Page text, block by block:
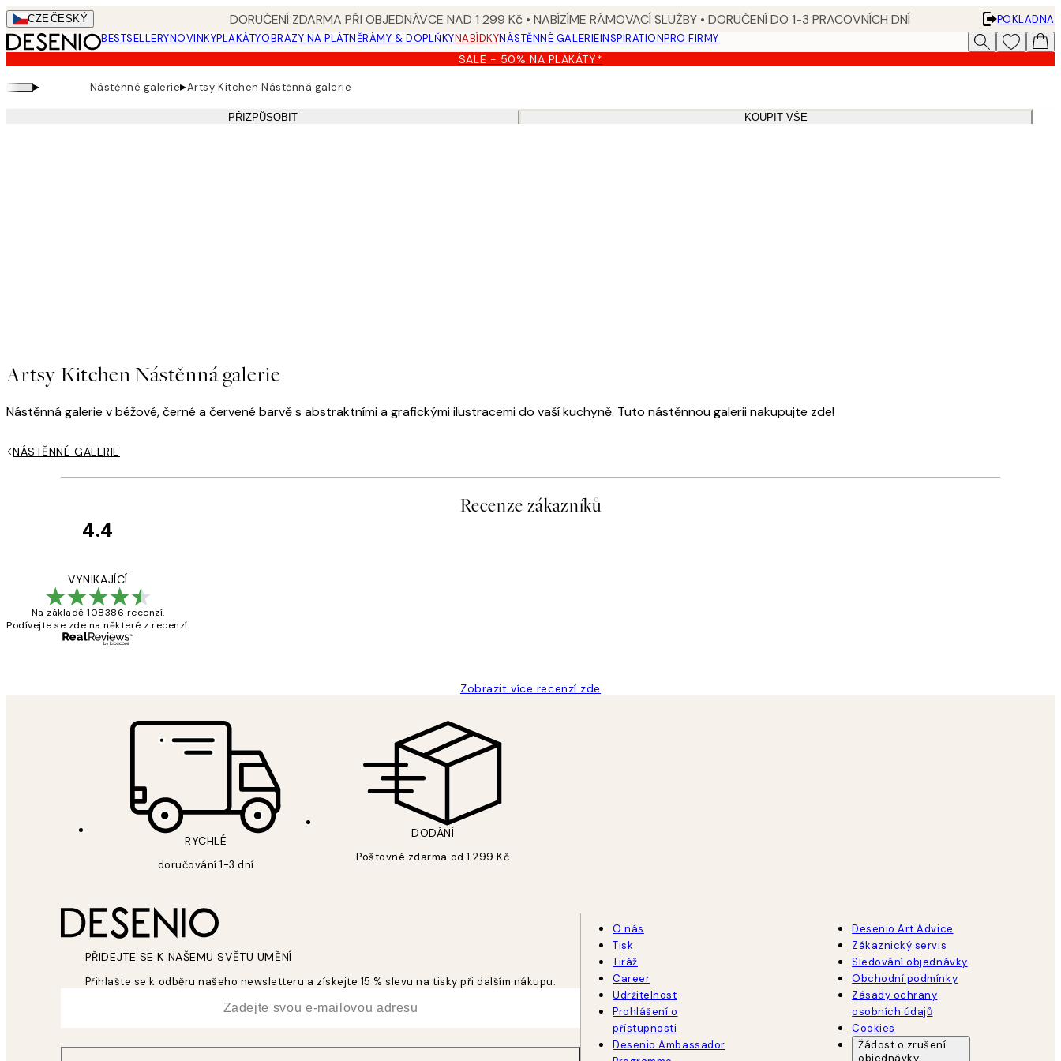
Skip
to
main
content.
CZEČESKÝ DORUČENÍ ZDARMA PŘI OBJEDNÁVCE NAD 1 299 Kč • NABÍZÍME RÁMOVACÍ SLUŽBY • DORUČENÍ DO 1-3 PRACOVNÍCH DNÍ
POKLADNA
BESTSELLERYNOVINKYPLAKÁTYOBRAZY NA PLÁTNĚRÁMY & DOPLŇKYNABÍDKYNÁSTĚNNÉ GALERIEINSPIRATIONPRO FIRMY
SALE - 50% NA PLAKÁTY*
▸ Nástěnné galerie▸Artsy Kitchen Nástěnná galerie
PŘIZPŮSOBIT KOUPIT VŠE
Artsy Kitchen Nástěnná galerie
Nástěnná galerie v béžové, černé a červené barvě s abstraktními a grafickými ilustracemi do vaší kuchyně. Tuto nástěnnou galerii nakupujte zde!
NÁSTĚNNÉ GALERIE
Recenze zákazníků
4.4
VYNIKAJÍCÍ
Na základě 108386 recenzí.
Podívejte se zde na některé z recenzí.
Zobrazit více recenzí zde
RYCHLÉ
doručování 1-3 dní
DODÁNÍ
Poštovné zdarma od 1 299 Kč
PŘIDEJTE SE K NAŠEMU SVĚTU UMĚNÍ
Přihlašte se k odběru našeho newsletteru a získejte 15 % slevu na tisky při dalším nákupu.
O nás
Tisk
Tiráž
Career
Udržitelnost
Prohlášení o
přístupnosti
Desenio Ambassador
Desenio Art Advice
Zákaznický servis
Sledování objednávky
Obchodní podmínky
Zásady ochrany
osobních údajů
Cookies
Žádost o zrušení
objednávky